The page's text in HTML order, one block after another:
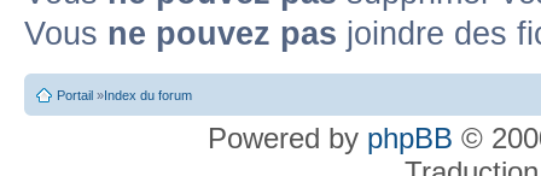
Vous ne pouvez pas joindre des
Portail »Index du forum
Powered by phpBB ©